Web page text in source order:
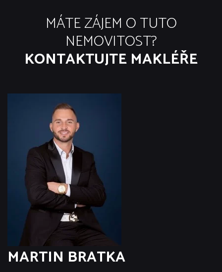
MÁTE ZÁJEM O TUTO
NEMOVITOST?
KONTAKTUJTE MAKLÉŘE
MARTIN BRATKA